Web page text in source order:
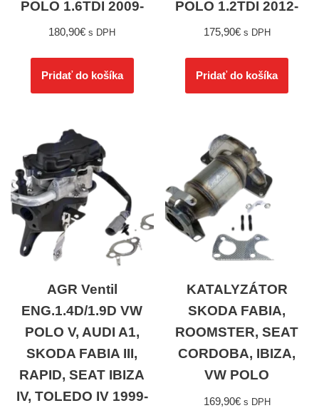
POLO 1.6TDI 2009-
180,90€ s DPH
Pridať do košíka
POLO 1.2TDI 2012-
175,90€ s DPH
Pridať do košíka
AGR Ventil
ENG.1.4D/1.9D VW
POLO V, AUDI A1,
SKODA FABIA III,
RAPID, SEAT IBIZA
IV, TOLEDO IV 1999-
KATALYZÁTOR
SKODA FABIA,
ROOMSTER, SEAT
CORDOBA, IBIZA,
VW POLO
169,90€ s DPH